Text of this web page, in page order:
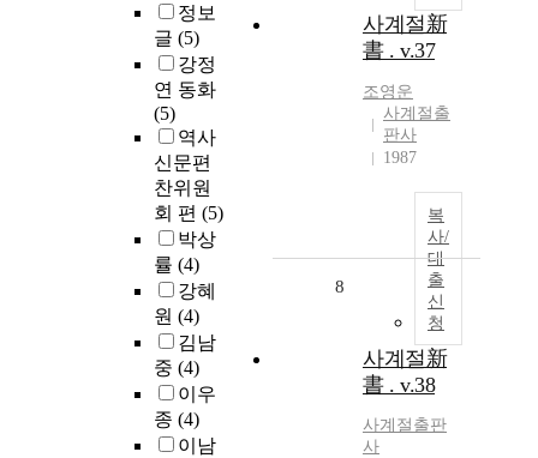
정보
글 (5)
강정
연 동화
(5)
역사
신문편
찬위원
회 편 (5)
박상
률 (4)
강혜
원 (4)
김남
중 (4)
이우
종 (4)
이남
사계절新
書 . v.37
조영운
사계절출
판사
1987
복
사/
대
출
신
청
8
사계절新
書 . v.38
사계절출판
사